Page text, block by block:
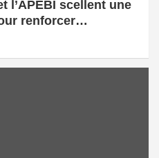
l’APEBI scellent une
renforcer